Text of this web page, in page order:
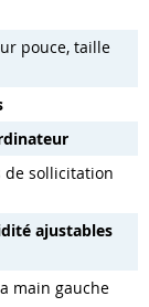
pouce, taille
de sollicitation
ajustables
main gauche